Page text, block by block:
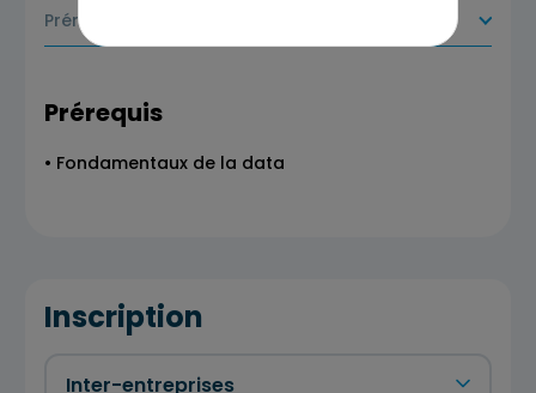
Prérequis
Prérequis
• Fondamentaux de la data
Inscription